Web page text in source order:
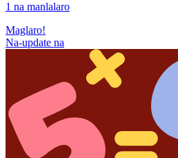
1 na manlalaro
Maglaro!
Na-update na